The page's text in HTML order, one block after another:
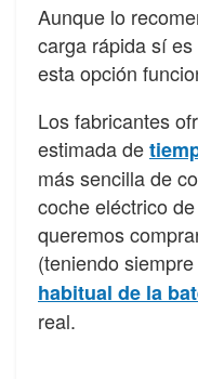
Aunque lo
carga rápida sí
esta opción
Los fabricantes
estimada de
más sencilla de
coche eléctrico
queremos
(teniendo
habitual de la
real.